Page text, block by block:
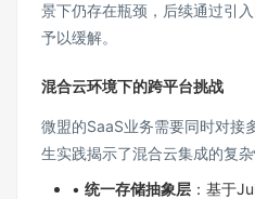
景下仍存在瓶颈，后续通过引
予以缓解。
混合云环境下的跨平台挑战
微盟的SaaS业务需要同时对接
生实践揭示了混合云集成的复
• 统一存储抽象层 ：基于